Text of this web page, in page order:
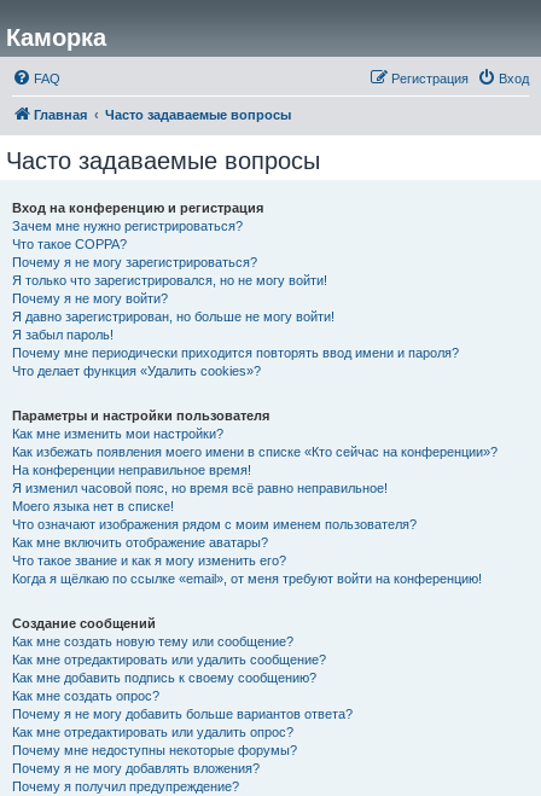
Каморка
FAQ Вход
Регистрация
Главная Часто задаваемые вопросы
Часто задаваемые вопросы
Вход на конференцию и регистрация
Зачем мне нужно регистрироваться?
Что такое COPPA?
Почему я не могу зарегистрироваться?
Я только что зарегистрировался, но не могу войти!
Почему я не могу войти?
Я давно зарегистрирован, но больше не могу войти!
Я забыл пароль!
Почему мне периодически приходится повторять ввод имени и пароля?
Что делает функция «Удалить cookies»?
Параметры и настройки пользователя
Как мне изменить мои настройки?
Как избежать появления моего имени в списке «Кто сейчас на конференции»?
На конференции неправильное время!
Я изменил часовой пояс, но время всё равно неправильное!
Моего языка нет в списке!
Что означают изображения рядом с моим именем пользователя?
Как мне включить отображение аватары?
Что такое звание и как я могу изменить его?
Когда я щёлкаю по ссылке «email», от меня требуют войти на конференцию!
Создание сообщений
Как мне создать новую тему или сообщение?
Как мне отредактировать или удалить сообщение?
Как мне добавить подпись к своему сообщению?
Как мне создать опрос?
Почему я не могу добавить больше вариантов ответа?
Как мне отредактировать или удалить опрос?
Почему мне недоступны некоторые форумы?
Почему я не могу добавлять вложения?
Почему я получил предупреждение?